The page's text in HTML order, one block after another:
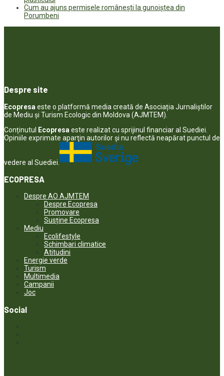
Cum au ajuns permisele românești la gunoiștea din
Porumbeni
Despre site
Ecopresa este o platformă media creată de Asociația Jurnaliștilor
de Mediu și Turism Ecologic din Moldova (AJMTEM).
Conținutul Ecopresa este realizat cu sprijinul financiar al Suediei.
Opiniile exprimate aparţin autorilor şi nu reflectă neapărat punctul de
vedere al Suediei.
ECOPRESA
Despre AO AJMTEM
Despre Ecopresa
Promovare
Susține Ecopresa
Mediu
Ecolifestyle
Schimbari climatice
Atitudini
Energie verde
Turism
Multimedia
Campanii
Joc
Social